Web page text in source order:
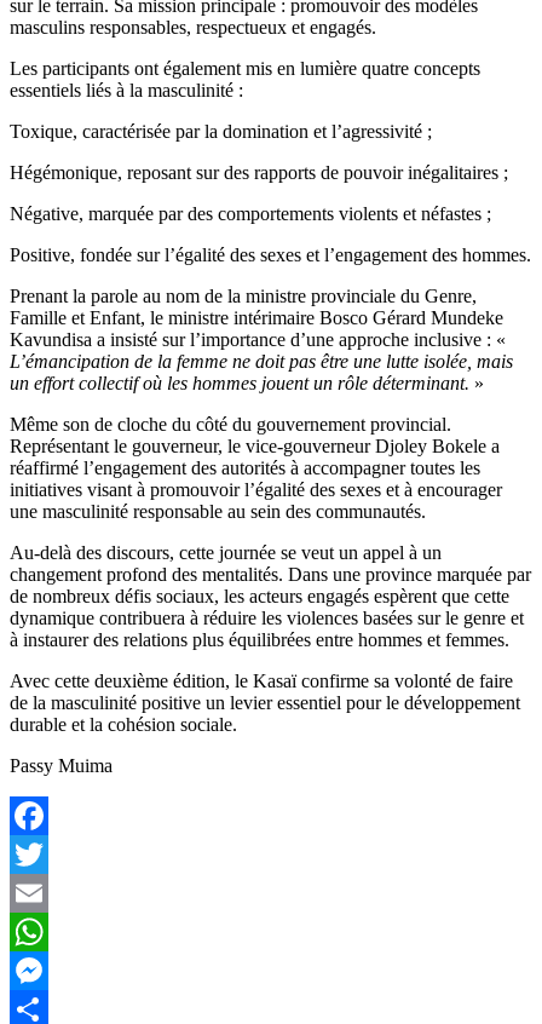
sur le terrain. Sa mission principale : promouvoir des modèles
masculins responsables, respectueux et engagés.
Les participants ont également mis en lumière quatre concepts
essentiels liés à la masculinité :
Toxique, caractérisée par la domination et l’agressivité ;
Hégémonique, reposant sur des rapports de pouvoir inégalitaires ;
Négative, marquée par des comportements violents et néfastes ;
Positive, fondée sur l’égalité des sexes et l’engagement des hommes.
Prenant la parole au nom de la ministre provinciale du Genre,
Famille et Enfant, le ministre intérimaire Bosco Gérard Mundeke
Kavundisa a insisté sur l’importance d’une approche inclusive : «
L’émancipation de la femme ne doit pas être une lutte isolée, mais
un effort collectif où les hommes jouent un rôle déterminant. »
Même son de cloche du côté du gouvernement provincial.
Représentant le gouverneur, le vice-gouverneur Djoley Bokele a
réaffirmé l’engagement des autorités à accompagner toutes les
initiatives visant à promouvoir l’égalité des sexes et à encourager
une masculinité responsable au sein des communautés.
Au-delà des discours, cette journée se veut un appel à un
changement profond des mentalités. Dans une province marquée par
de nombreux défis sociaux, les acteurs engagés espèrent que cette
dynamique contribuera à réduire les violences basées sur le genre et
à instaurer des relations plus équilibrées entre hommes et femmes.
Avec cette deuxième édition, le Kasaï confirme sa volonté de faire
de la masculinité positive un levier essentiel pour le développement
durable et la cohésion sociale.
Passy Muima
Facebook
Twitter
Email
WhatsApp
Messenger